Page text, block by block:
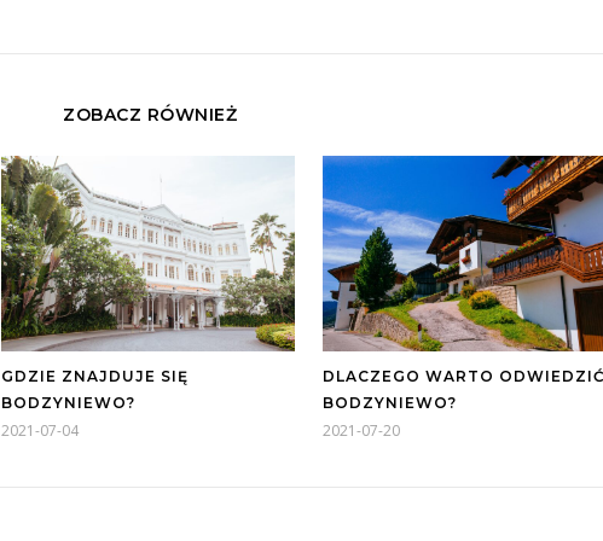
ZOBACZ RÓWNIEŻ
GDZIE ZNAJDUJE SIĘ
BODZYNIEWO?
2021-07-04
DLACZEGO WARTO
BODZYNIEWO?
2021-07-20